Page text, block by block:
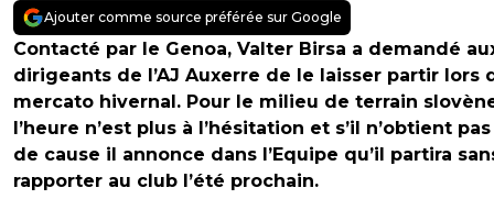
Ajouter comme source préférée sur Google
Contacté par le Genoa, Valter Birsa a demandé
dirigeants de l’AJ Auxerre de le laisser partir lors
mercato hivernal. Pour le milieu de terrain
l’heure n’est plus à l’hésitation et s’il n’obtient
de cause il annonce dans l’Equipe qu’il partira
rapporter au club l’été prochain.